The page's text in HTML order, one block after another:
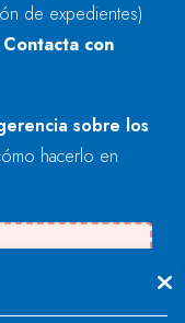
de expedientes)
Contacta con
sobre los
hacerlo en